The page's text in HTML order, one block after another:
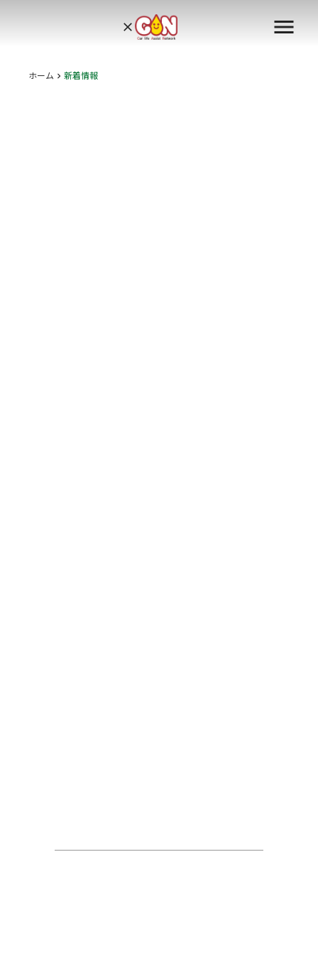
ホーム keyboard_arrow_right 新着情報
clear menu